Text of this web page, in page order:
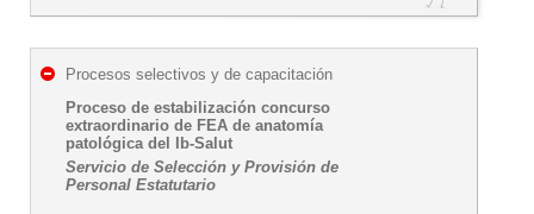
Procesos selectivos y de capacitación
Proceso de estabilización concurso
extraordinario de FEA de anatomía
patológica del Ib-Salut
Servicio de Selección y Provisión de
Personal Estatutario